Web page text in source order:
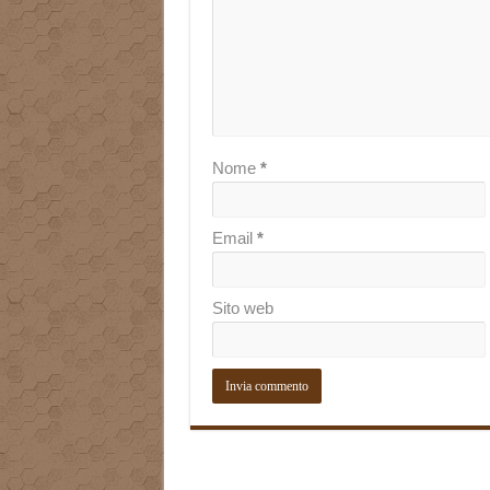
Nome *
Email *
Sito web